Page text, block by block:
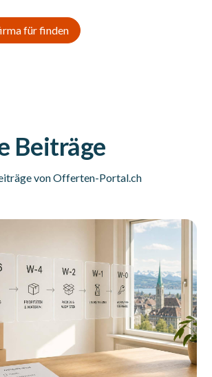
für finden
Beiträge
von Offerten-Portal.ch